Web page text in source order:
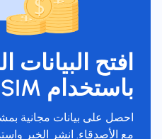
افتح البيانات
باستخدام eSIM
احصل على بيانات مجانية
مع الأصدقاء. انشر الخبر